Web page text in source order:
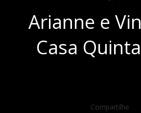
Arianne e
Casa
Compartilhe